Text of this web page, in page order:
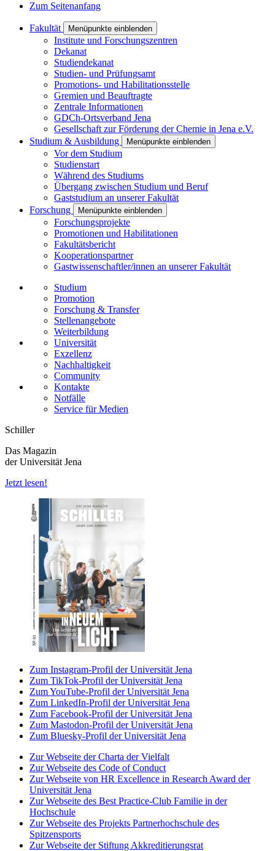
Zum Seitenanfang
Fakultät Menüpunkte einblenden
Institute und Forschungszentren
Dekanat
Studiendekanat
Studien- und Prüfungsamt
Promotions- und Habilitationsstelle
Gremien und Beauftragte
Zentrale Informationen
GDCh-Ortsverband Jena
Gesellschaft zur Förderung der Chemie in Jena e.V.
Studium & Ausbildung
Menüpunkte einblenden
Vor dem Studium
Studienstart
Während des Studiums
Übergang zwischen Studium und Beruf
Gaststudium an unserer Fakultät
Forschung
Menüpunkte einblenden
Forschungsprojekte
Promotionen und Habilitationen
Fakultätsbericht
Kooperationspartner
Gastwissenschaftler/innen an unserer Fakultät
Studium
Promotion
Forschung & Transfer
Stellenangebote
Weiterbildung
Universität
Exzellenz
Nachhaltigkeit
Community
Kontakte
Notfälle
Service für Medien
Schiller
Das Magazin
der Universität Jena
Jetzt lesen!
Zum Instagram-Profil der Universität Jena
Zum TikTok-Profil der Universität Jena
Zum YouTube-Profil der Universität Jena
Zum LinkedIn-Profil der Universität Jena
Zum Facebook-Profil der Universität Jena
Zum Mastodon-Profil der Universität Jena
Zum Bluesky-Profil der Universität Jena
Zur Webseite der Charta der Vielfalt
Zur Webseite des Code of Conduct
Zur Webseite von HR Excellence in Research Award der
Universität Jena
Zur Webseite des Best Practice-Club Familie in der
Hochschule
Zur Webseite des Projekts Partnerhochschule des
Spitzensports
Zur Webseite der Stiftung Akkreditierungsrat